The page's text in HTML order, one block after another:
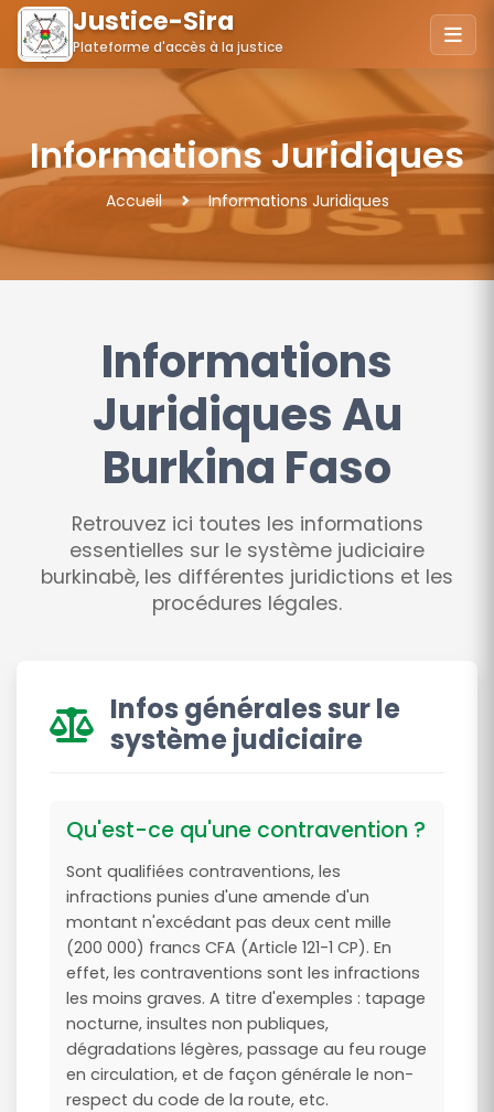
Justice-Sira
Plateforme d'accès à la justice
Informations Juridiques
Accueil Informations Juridiques
Informations
Juridiques Au
Burkina Faso
Retrouvez ici toutes les informations
essentielles sur le système judiciaire
burkinabè, les différentes juridictions et les
procédures légales.
Infos générales sur le
système judiciaire
Qu'est-ce qu'une contravention ?
Sont qualifiées contraventions, les
infractions punies d'une amende d'un
montant n'excédant pas deux cent mille
(200 000) francs CFA (Article 121-1 CP). En
effet, les contraventions sont les infractions
les moins graves. A titre d'exemples : tapage
nocturne, insultes non publiques,
dégradations légères, passage au feu rouge
en circulation, et de façon générale le non-
respect du code de la route, etc.